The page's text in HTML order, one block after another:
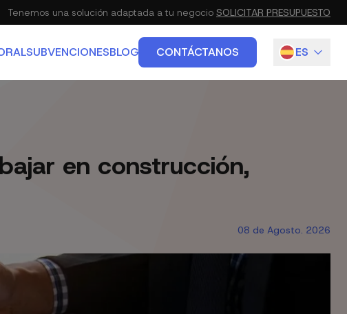
Tenemos una solución adaptada a tu negocio SOLICITAR PRESUPUESTO
SUBVENCIONESBLOG CONTÁCTANOS ES
en construcción,
08 de Agosto. 2026